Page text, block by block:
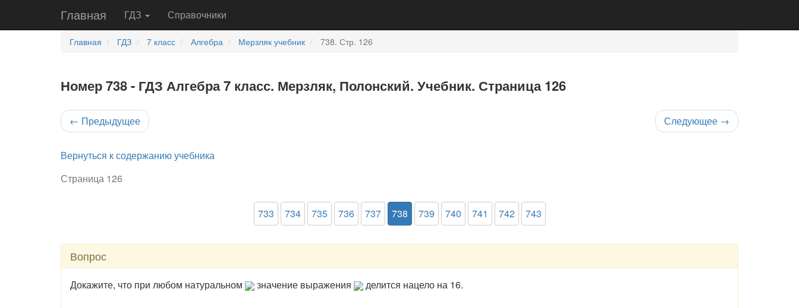
Главная ГДЗ Справочники
Главная ГДЗ 7 класс Алгебра Мерзляк учебник 738. Стр. 126
Номер 738 - ГДЗ Алгебра 7 класс. Мерзляк, Полонский. Учебник. Страница 126
← Предыдущее Следующее →
Вернуться к содержанию учебника
Страница 126
733 734 735 736 737 738 739 740 741 742 743
Вопрос
Докажите, что при любом натуральном значение выражения делится нацело на 16.